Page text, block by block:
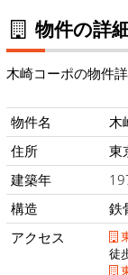
物件の詳
木崎コーポの物件
物件名
木
住所
東
建築年
構造
鉄
アクセス
徒